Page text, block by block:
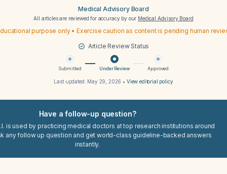
Medical Advisory Board
All articles are reviewed for accuracy by our Medical Advisory Board
purpose only • Exercise caution as content is pending human
Article Review Status
Submitted Under Review Approved
Last updated: May 29, 2026 • View editorial policy
Have a follow-up question?
is used by practicing medical doctors at top research institutions around
any follow up question and get world-class guideline-backed answers
instantly.